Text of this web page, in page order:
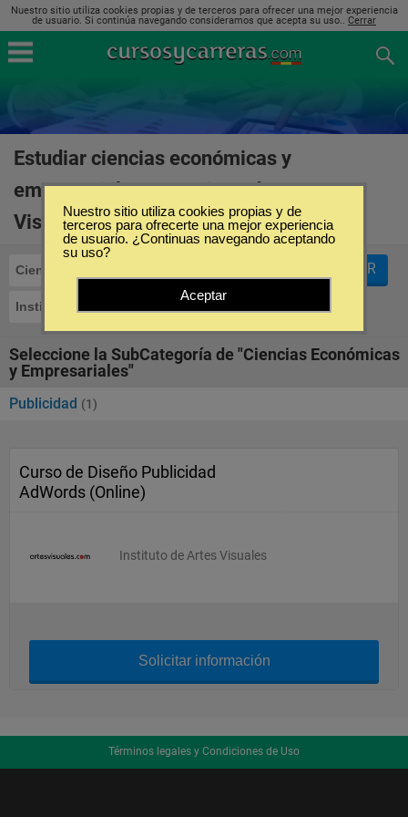
Nuestro sitio utiliza cookies propias y de terceros para ofrecer una mejor experiencia
de usuario. Si continúa navegando consideramos que acepta su uso.. Cerrar
Estudiar ciencias económicas y
empresariales en Instituto de Artes
Visuales en España
(1)
Ciencias Económicas y Empresariales
Instituto de Artes Visuales
FILTRAR
Seleccione la SubCategoría de "Ciencias Económicas
y Empresariales"
Publicidad (1)
Curso de Diseño Publicidad
AdWords (Online)
Instituto de Artes Visuales
Solicitar información
Términos legales y Condiciones de Uso
Nuestro sitio utiliza cookies propias y de
terceros para ofrecerte una mejor experiencia
de usuario. ¿Continuas navegando aceptando
su uso?
Aceptar